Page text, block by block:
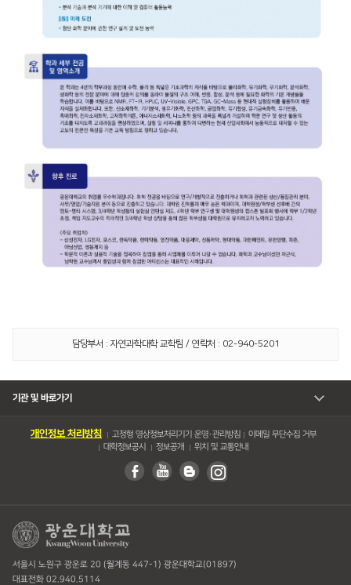
담당부서 : 자연과학대학 교학팀 / 연락처 : 02-940-5201
기관 및 바로가기
개인정보 처리방침 고정형 영상정보처리기기 운영・관리방침
이메일 무단수집 거부
대학정보공시
정보공개 위치 및 교통안내
서울시 노원구 광운로 20 (월계동 447-1) 광운대학교(01897)
대표전화 02.940.5114